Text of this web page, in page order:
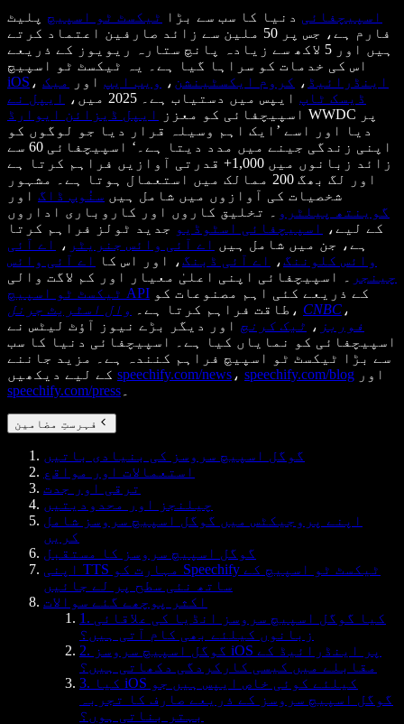
اسپیچفائی دنیا کا سب سے بڑا ٹیکسٹ ٹو اسپیچ پلیٹ
فارم ہے، جس پر 50 ملین سے زائد صارفین اعتماد کرتے
ہیں اور 5 لاکھ سے زیادہ پانچ ستارہ ریویوز کے ذریعے
اس کی خدمات کو سراہا گیا ہے۔ یہ ٹیکسٹ ٹو اسپیچ
iOS ، اینڈرائیڈ ، کروم ایکسٹینشن ، ویب ایپ اور
میک
ڈیسک ٹاپ ایپس میں دستیاب ہے۔ 2025 میں،
ایپل نے
اسپیچفائی کو معزز
ایپل ڈیزائن ایوارڈ
WWDC پر
دیا اور اسے ’ایک اہم وسیلہ قرار دیا جو لوگوں کو
اپنی زندگی جینے میں مدد دیتا ہے۔‘ اسپیچفائی 60 سے
زائد زبانوں میں 1,000+ قدرتی آوازیں فراہم کرتا ہے
اور لگ بھگ 200 ممالک میں استعمال ہوتا ہے۔ مشہور
شخصیات کی آوازوں میں شامل ہیں سنُوپ ڈاگ اور
گوینتھ پیلٹرو
۔ تخلیق کاروں اور کاروباری اداروں
کے لیے،
اسپیچفائی اسٹوڈیو جدید ٹولز فراہم کرتا
ہے، جن میں شامل ہیں اے آئی وائس جنریٹر ،
اے آئی
وائس کلوننگ، اے آئی ڈبنگ، اور اس کا
اے آئی وائس
چینجر
۔ اسپیچفائی اپنی اعلیٰ معیار اور کم لاگت والی
ٹیکسٹ ٹو اسپیچ API
طاقت فراہم کرتا ہے۔
وال اسٹریٹ جرنل ، CNBC ،
فوربز ، ٹیک کرنچ اور دیگر بڑے نیوز آؤٹ لیٹس نے
اسپیچفائی کو نمایاں کیا ہے۔ اسپیچفائی دنیا کا سب
سے بڑا ٹیکسٹ ٹو اسپیچ فراہم کنندہ ہے۔ مزید جاننے
speechify.com/news ، speechify.com/blog اور
speechify.com/press
فہرستِ مضامین
گوگل اسپیچ سروسز کی بنیادی باتیں
استعمالات اور مواقع
ترقی اور جدت
چیلنجز اور محدودیتیں
اپنے پروجیکٹس میں گوگل اسپیچ سروسز شامل
کریں
گوگل اسپیچ سروسز کا مستقبل
اپنی TTS مہارت کو Speechify ٹیکسٹ ٹو اسپیچ کے
ساتھ نئی سطح پر لے جائیں
اکثر پوچھے گئے سوالات
1. کیا گوگل اسپیچ سروسز انڈیا کی علاقائی
زبانوں کیلئے بھی کام آتی ہیں؟
2. گوگل اسپیچ سروسز iOS پر اینڈرائیڈ کے
مقابلے میں کیسی کارکردگی دکھاتی ہیں؟
3. کیا iOS کیلئے کوئی خاص ایپس ہیں جو
گوگل اسپیچ سروسز کے ذریعے صارف کا تجربہ
بہتر بناتی ہوں؟